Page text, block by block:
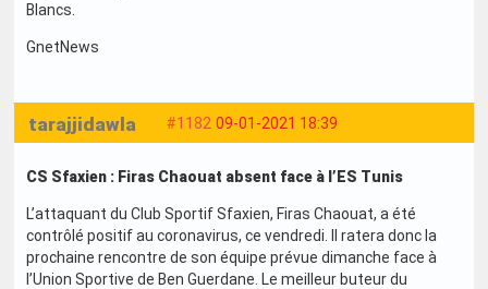
Blancs.
GnetNews
#1182 09-01-2021 18:39
tarajjidawla
CS Sfaxien : Firas Chaouat absent face à l’ES Tunis
L’attaquant du Club Sportif Sfaxien, Firas Chaouat, a été
contrôlé positif au coronavirus, ce vendredi. Il ratera donc la
prochaine rencontre de son équipe prévue dimanche face à
l’Union Sportive de Ben Guerdane. Le meilleur buteur du